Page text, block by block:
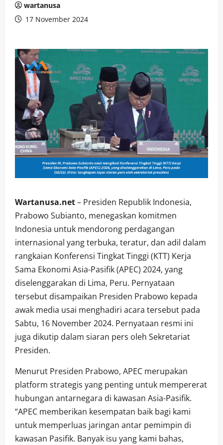
wartanusa
17 November 2024
Wartanusa.net– Presiden Republik Indonesia,
Prabowo Subianto, menegaskan komitmen
Indonesia untuk mendorong perdagangan
internasional yang terbuka, teratur, dan adil dalam
rangkaian Konferensi Tingkat Tinggi (KTT) Kerja
Sama Ekonomi Asia-Pasifik (APEC) 2024, yang
diselenggarakan di Lima, Peru. Pernyataan
tersebut disampaikan Presiden Prabowo kepada
awak media usai menghadiri acara tersebut pada
Sabtu, 16 November 2024. Pernyataan resmi ini
juga dikutip dalam siaran pers oleh Sekretariat
Presiden.
Menurut Presiden Prabowo, APEC merupakan
platform strategis yang penting untuk mempererat
hubungan antarnegara di kawasan Asia-Pasifik.
“APEC memberikan kesempatan baik bagi kami
untuk memperluas jaringan antar pemimpin di
kawasan Pasifik. Banyak isu yang kami bahas,